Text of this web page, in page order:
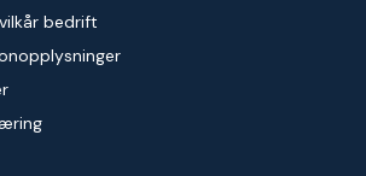
bedrift